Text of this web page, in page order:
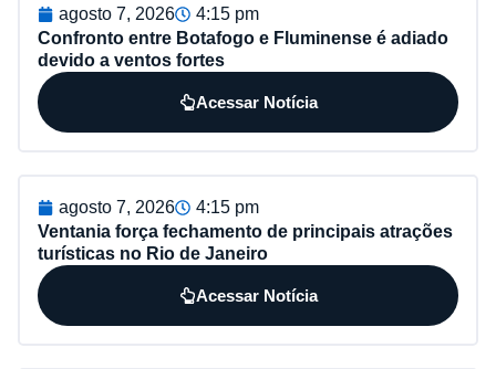
agosto 7, 2026
4:15 pm
Confronto entre Botafogo e Fluminense é adiado
devido a ventos fortes
Acessar Notícia
agosto 7, 2026
4:15 pm
Ventania força fechamento de principais atrações
turísticas no Rio de Janeiro
Acessar Notícia